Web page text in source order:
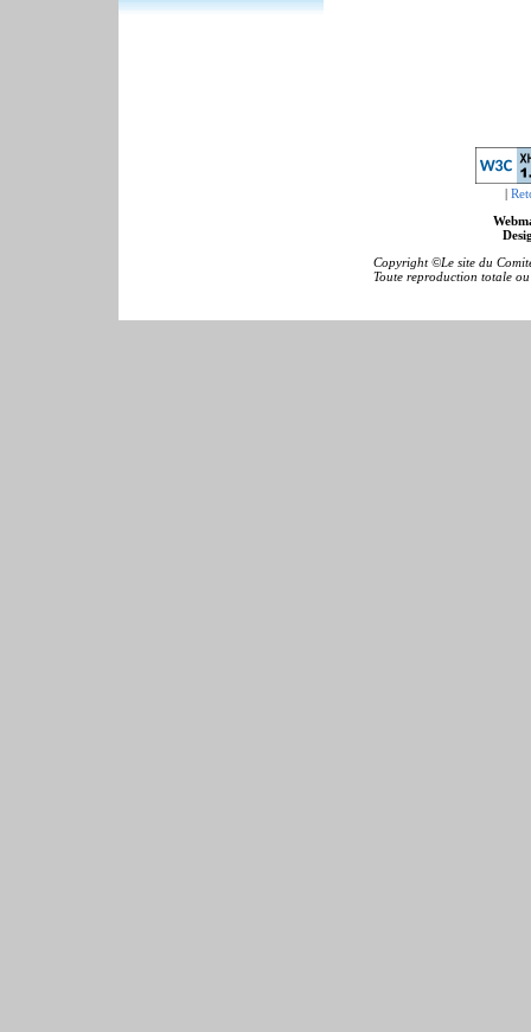
|
Copyright ©Le site du
Toute reproduction totale